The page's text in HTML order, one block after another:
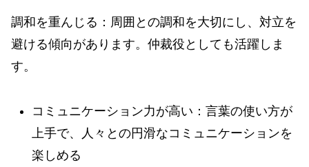
調和を重んじる：周囲との調和を大切にし、対立を
避ける傾向があります。仲裁役としても活躍しま
す。
コミュニケーション力が高い：言葉の使い方が
上手で、人々との円滑なコミュニケーションを
楽しめる